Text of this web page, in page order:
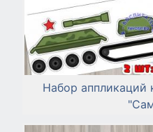
Набор аппликаций